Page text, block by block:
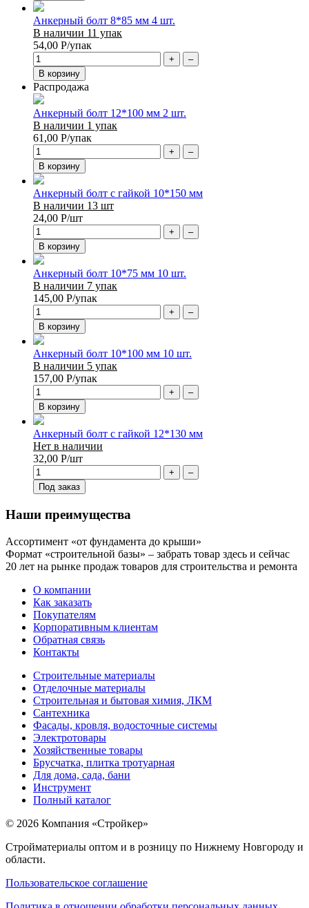
Анкерный болт 8*85 мм 4 шт.
В наличии 11 упак
54,00 Р/упак
+
–
В корзину
Распродажа
Анкерный болт 12*100 мм 2 шт.
В наличии 1 упак
61,00 Р/упак
+
–
В корзину
Анкерный болт с гайкой 10*150 мм
В наличии 13 шт
24,00 Р/шт
+
–
В корзину
Анкерный болт 10*75 мм 10 шт.
В наличии 7 упак
145,00 Р/упак
+
–
В корзину
Анкерный болт 10*100 мм 10 шт.
В наличии 5 упак
157,00 Р/упак
+
–
В корзину
Анкерный болт с гайкой 12*130 мм
Нет в наличии
32,00 Р/шт
+
–
Под заказ
Наши преимущества
Ассортимент «от фундамента до крыши»
Формат «строительной базы» – забрать товар здесь и сейчас
20 лет на рынке продаж товаров для строительства и ремонта
О компании
Как заказать
Покупателям
Корпоративным клиентам
Обратная связь
Контакты
Строительные материалы
Отделочные материалы
Строительная и бытовая химия, ЛКМ
Сантехника
Фасады, кровля, водосточные системы
Электротовары
Хозяйственные товары
Брусчатка, плитка тротуарная
Для дома, сада, бани
Инструмент
Полный каталог
© 2026 Компания «Стройкер»
Стройматериалы оптом и в розницу по Нижнему Новгороду и
области.
Пользовательское соглашение